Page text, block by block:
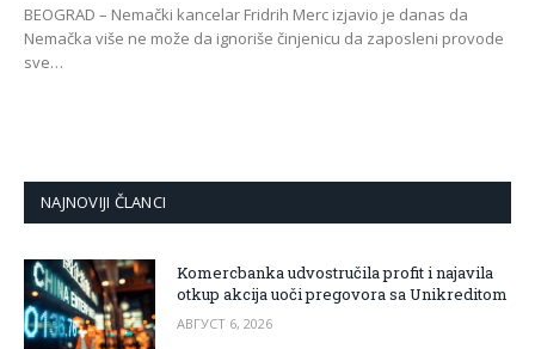
BEOGRAD – Nemački kancelar Fridrih Merc izjavio je danas da
Nemačka više ne može da ignoriše činjenicu da zaposleni provode
sve…
NAJNOVIJI ČLANCI
Komercbanka udvostručila profit i najavila
otkup akcija uoči pregovora sa Unikreditom
АВГУСТ 6, 2026